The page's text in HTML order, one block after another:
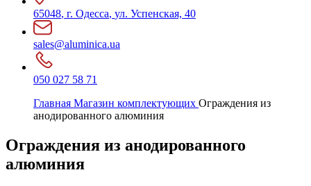
65048, г. Одесса, ул. Успенская, 40
sales@aluminica.ua
050 027 58 71
Главная Магазин комплектующих Ограждения из
анодированного алюминия
Ограждения из анодированного
алюминия